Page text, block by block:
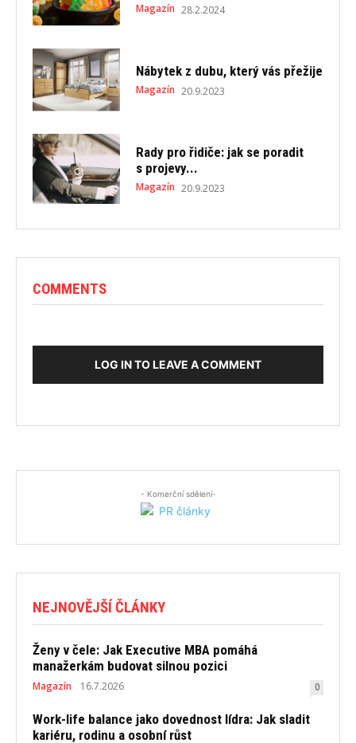
Magazín 28.2.2024
Nábytek z dubu, který vás přežije
Magazín 20.9.2023
Rady pro řidiče: jak se poradit
s projevy...
Magazín 20.9.2023
COMMENTS
LOG IN TO LEAVE A COMMENT
- Komerční sdělení-
NEJNOVĚJŠÍ ČLÁNKY
Ženy v čele: Jak Executive MBA pomáhá
manažerkám budovat silnou pozici
Magazín 16.7.2026 0
Work-life balance jako dovednost lídra: Jak sladit
kariéru, rodinu a osobní růst